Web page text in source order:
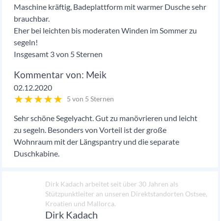
Maschine kräftig, Badeplattform mit warmer Dusche sehr
brauchbar.
Eher bei leichten bis moderaten Winden im Sommer zu
segeln!
Insgesamt 3 von 5 Sternen
Meik
02.12.2020
★★★★★ 5 von 5 Sternen
Sehr schöne Segelyacht. Gut zu manövrieren und leicht
zu segeln. Besonders von Vorteil ist der große
Wohnraum mit der Längspantry und die separate
Duschkabine.
Dirk Kadach arbeitet seit über 30 Jahren als
Stützpunktleiter an unseren Direktstandorten Ostsee,
Kroatien und Mallorca.
Dirk Kadach